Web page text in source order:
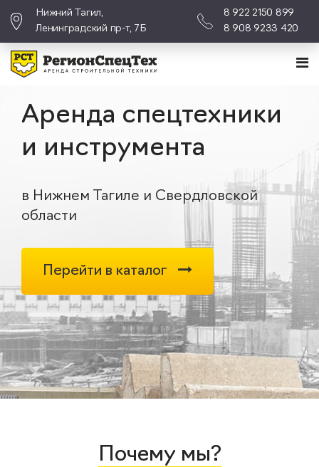
Нижний Тагил,
Ленинградский пр-т, 7Б
8 922 2150 899
8 908 9233 420
Аренда спецтехники
и инструмента
в Нижнем Тагиле и Свердловской
области
Перейти в каталог
Почему мы?